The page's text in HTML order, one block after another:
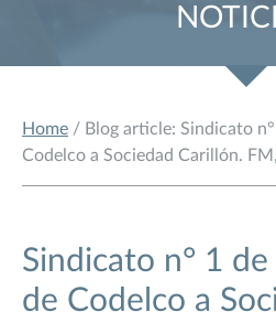
Home / Blog article: Sindicato
Codelco a Sociedad Carillón.
Sindicato n° 1
de Codelco a